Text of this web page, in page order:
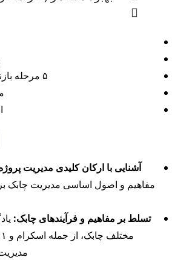
۵ مرحله بازنگری و مرور چابک
آشنایی با ارکان کلیدی مدیریت
مفاهیم و اصول اساسی مدیریت چابک
تسلط بر مفاهیم و فرآیندهای چابک: